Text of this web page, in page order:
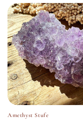
Amethyst Stufe